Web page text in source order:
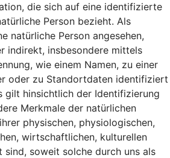
die sich auf eine identifizierte
Person bezieht. Als
natürliche Person angesehen,
indirekt, insbesondere mittels
wie einem Namen, zu einer
oder zu Standortdaten identifiziert
gilt hinsichtlich der Identifizierung
Merkmale der natürlichen
physischen, physiologischen,
wirtschaftlichen, kulturellen
soweit solche durch uns als